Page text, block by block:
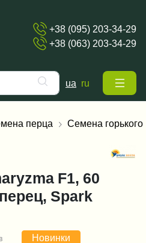
+38 (095) 203-34-29
+38 (063) 203-34-29
ua ru
перца Семена горького
F1, 60
Spark
Новинки